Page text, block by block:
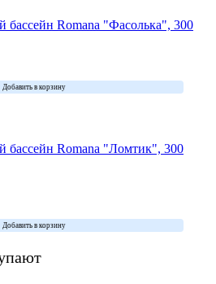
бассейн Romana "Фасолька", 300
Добавить в корзину
бассейн Romana "Ломтик", 300
Добавить в корзину